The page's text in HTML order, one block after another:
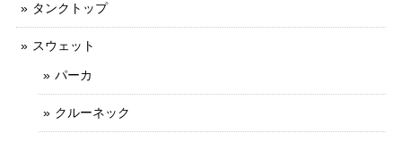
タンクトップ
スウェット
パーカ
クルーネック